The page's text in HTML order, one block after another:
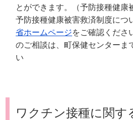
とができます。（予防接種健康
予防接種健康被害救済制度につ
省ホームページをご確認くださ
のご相談は、町保健センターま
い
ワクチン接種に関す